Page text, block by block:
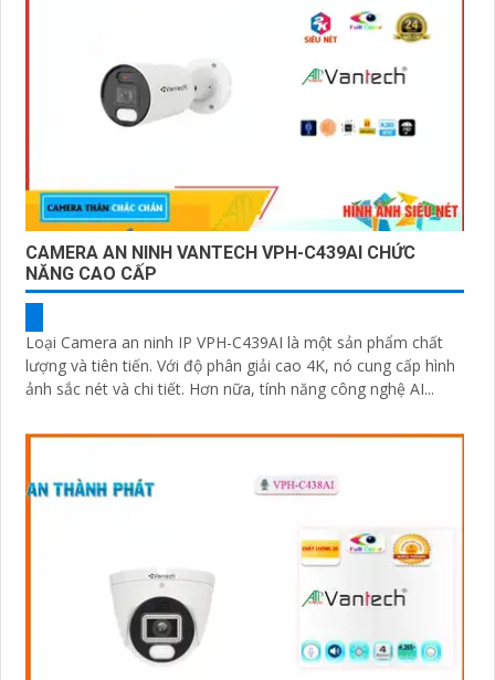
CAMERA AN NINH VANTECH VPH-C439AI CHỨC
NĂNG CAO CẤP
Loại Camera an ninh IP VPH-C439AI là một sản phẩm chất
lượng và tiên tiến. Với độ phân giải cao 4K, nó cung cấp hình
ảnh sắc nét và chi tiết. Hơn nữa, tính năng công nghệ AI...